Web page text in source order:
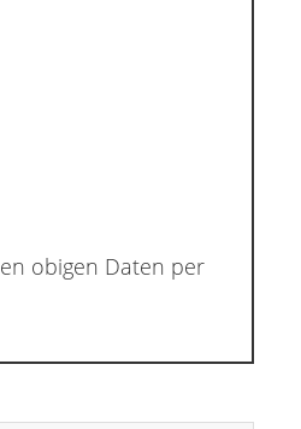
obigen Daten per